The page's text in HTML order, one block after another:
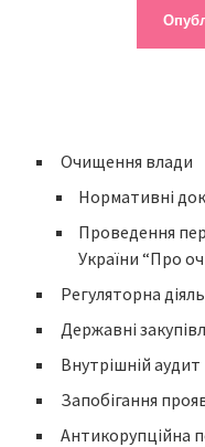
Очищення влади
Нормативні
Проведення
України “Про
Регуляторна
Державні
Внутрішній аудит
Запобігання
Антикорупційна